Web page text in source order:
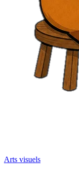
Arts visuels